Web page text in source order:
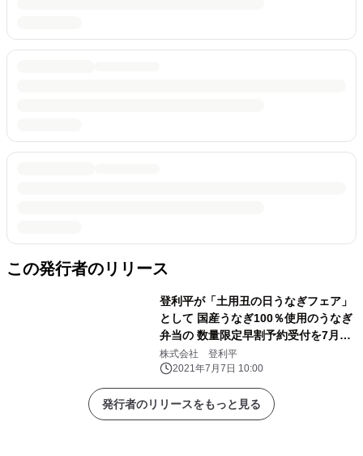
この発行者のリリース
登利平が「土用丑の日うなぎフェア」
として 国産うなぎ100％使用のうなぎ
弁当の 数量限定早割予約受付を7月2
日にスタート！
株式会社 登利平
2021年7月7日 10:00
発行者のリリースをもっと見る